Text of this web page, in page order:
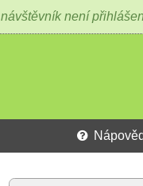
návštěvník není přihlášen